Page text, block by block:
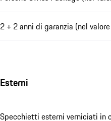
2 + 2 anni di garanzia (nel
Esterni
Specchietti esterni verniciati in